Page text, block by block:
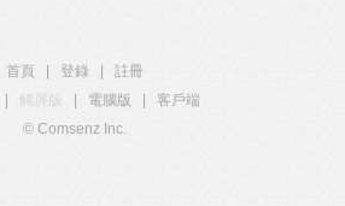
首頁 登錄
註冊
觸屏版 電腦版
客戶端
© Comsenz Inc.